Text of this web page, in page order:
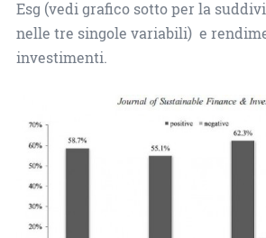
Esg (vedi grafico sotto per la
nelle tre singole variabili) e
investimenti.